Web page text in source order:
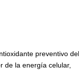
preventivo del
de la energía celular,